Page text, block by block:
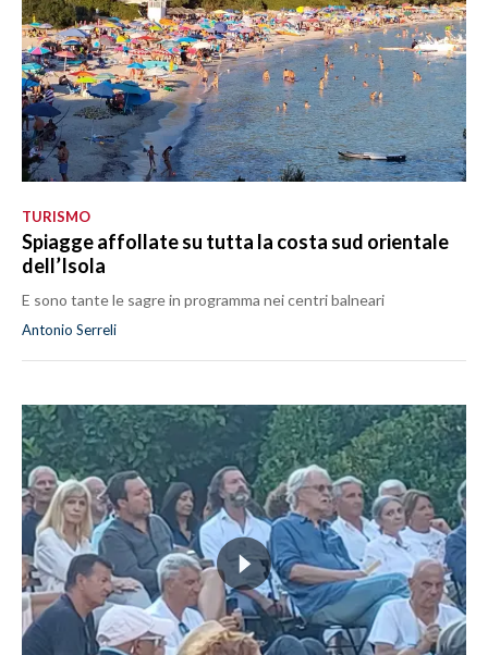
TURISMO
Spiagge affollate su tutta la costa sud orientale
dell’Isola
E sono tante le sagre in programma nei centri balneari
Antonio Serreli